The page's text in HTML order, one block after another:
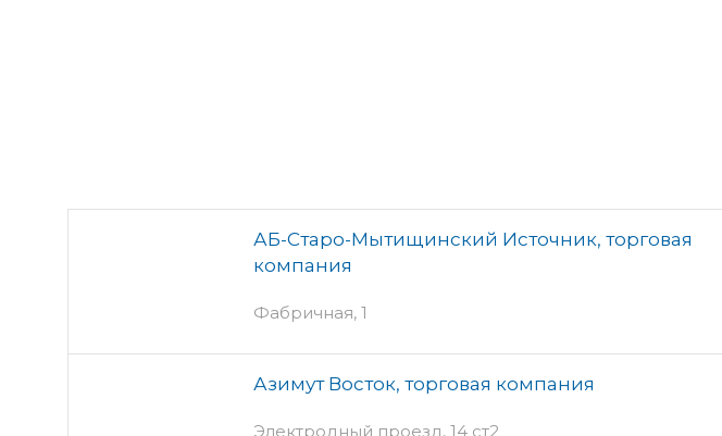
АБ-Старо-Мытищинский Источник, торговая
компания
Фабричная, 1
Азимут Восток, торговая компания
Электродный проезд, 14 ст2